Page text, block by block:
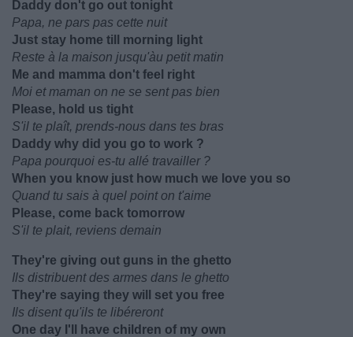
Daddy don't go out tonight
Papa, ne pars pas cette nuit
Just stay home till morning light
Reste à la maison jusqu'àu petit matin
Me and mamma don't feel right
Moi et maman on ne se sent pas bien
Please, hold us tight
S'il te plaît, prends-nous dans tes bras
Daddy why did you go to work ?
Papa pourquoi es-tu allé travailler ?
When you know just how much we love you so
Quand tu sais à quel point on t'aime
Please, come back tomorrow
S'il te plait, reviens demain
They're giving out guns in the ghetto
Ils distribuent des armes dans le ghetto
They're saying they will set you free
Ils disent qu'ils te libéreront
One day I'll have children of my own